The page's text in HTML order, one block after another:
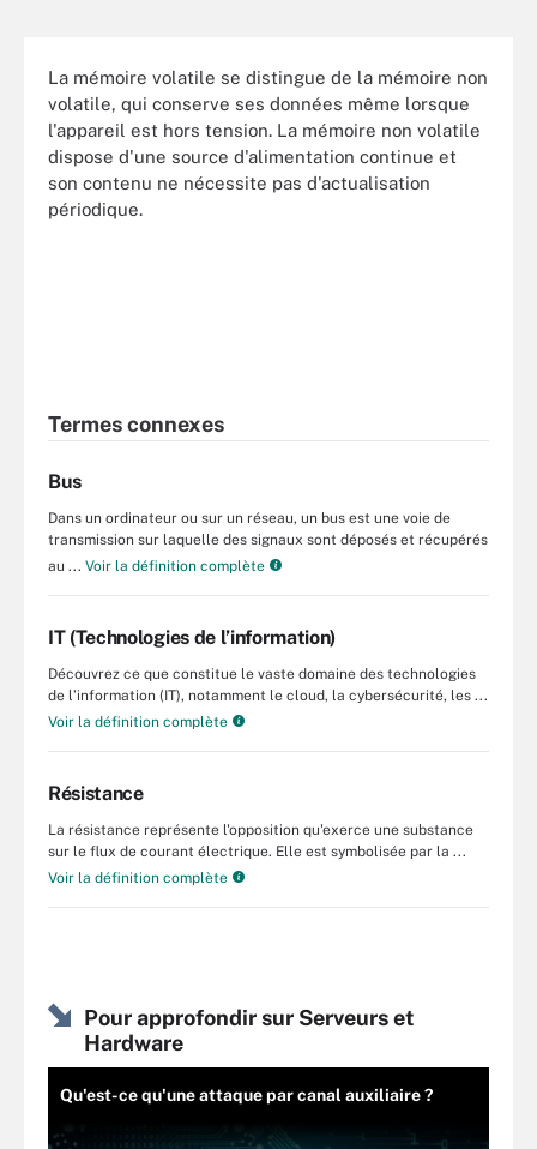
La mémoire volatile se distingue de la mémoire non
volatile, qui conserve ses données même lorsque
l'appareil est hors tension. La mémoire non volatile
dispose d'une source d'alimentation continue et
son contenu ne nécessite pas d'actualisation
périodique.
Termes connexes
Bus
Dans un ordinateur ou sur un réseau, un bus est une voie de
transmission sur laquelle des signaux sont déposés et récupérés
au ... Voir la définition complète
IT (Technologies de l’information)
Découvrez ce que constitue le vaste domaine des technologies
de l’information (IT), notamment le cloud, la cybersécurité, les ...
Voir la définition complète
Résistance
La résistance représente l'opposition qu'exerce une substance
sur le flux de courant électrique. Elle est symbolisée par la ...
Voir la définition complète
Pour approfondir sur Serveurs et
Hardware
Qu'est-ce qu'une attaque par canal auxiliaire ?